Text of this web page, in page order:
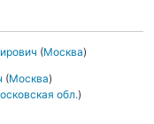
(Москва)
(Москва)
обл.)